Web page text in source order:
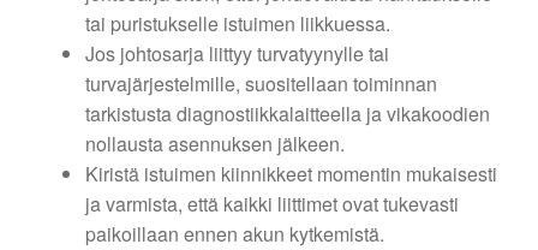
tai puristukselle istuimen liikkuessa.
Jos johtosarja liittyy turvatyynylle tai
turvajärjestelmille, suositellaan toiminnan
tarkistusta diagnostiikkalaitteella ja vikakoodien
nollausta asennuksen jälkeen.
Kiristä istuimen kiinnikkeet momentin mukaisesti
ja varmista, että kaikki liittimet ovat tukevasti
paikoillaan ennen akun kytkemistä.